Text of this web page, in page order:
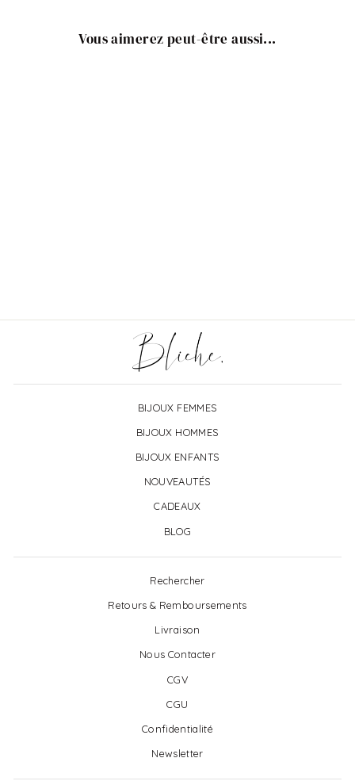
Vous aimerez peut-être aussi...
BIJOUX FEMMES
BIJOUX HOMMES
BIJOUX ENFANTS
NOUVEAUTÉS
CADEAUX
BLOG
Rechercher
Retours & Remboursements
Livraison
Nous Contacter
CGV
CGU
Confidentialité
Newsletter